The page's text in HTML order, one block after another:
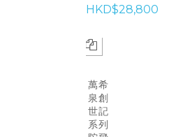
HKD$28,800
萬希
泉創
世記
系列